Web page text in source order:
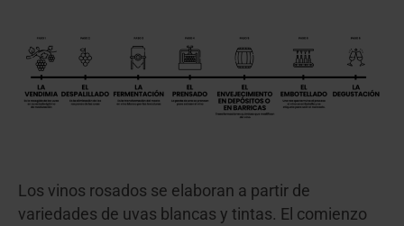
Los vinos rosados se elaboran a partir de
variedades de uvas blancas y tintas. El comienzo